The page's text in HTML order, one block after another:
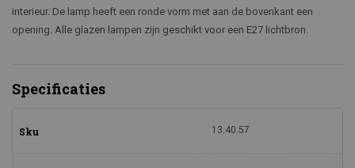
interieur. De lamp heeft een ronde vorm met aan de bovenkant een
opening. Alle glazen lampen zijn geschikt voor een E27 lichtbron.
Specificaties
Sku 13.40.57